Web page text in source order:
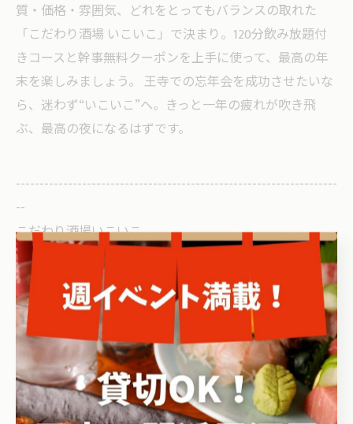
質・価格・雰囲気、どれをとってもバランスの取れた
「こだわり酒場 いこいこ」で決まり。120分飲み放題付
きコースと幹事無料クーポンを上手に使って、最高の年
末を楽しみましょう。 王寺での忘年会を成功させたいな
ら、迷わず“いこいこ”へ。きっと一年の疲れが吹き飛
ぶ、最高の夜になるはずです。
--------------------------------------------------------------------
--
こだわり酒場いこいこ
住所 : 奈良県北葛城郡王寺町王寺2丁目7-20
アルファビルB-03号
電話番号 :050-8883-1515
王寺で様々な規模の宴会を演出
王寺でアクセスの良い駅近空間